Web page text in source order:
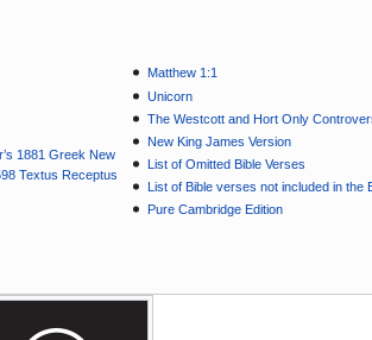
1881 Greek New
Textus Receptus
Matthew 1:1
Unicorn
The Westcott and Hort Only
New King James Version
List of Omitted Bible Verses
List of Bible verses not included in the
Pure Cambridge Edition